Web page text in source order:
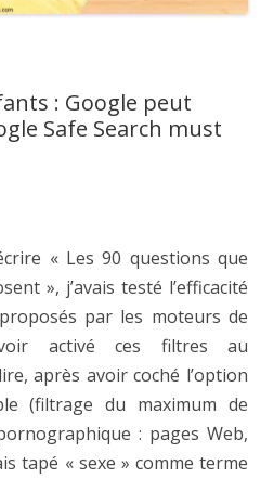
: Google peut
Safe Search must
« Les 90 questions que
», j’avais testé l’efficacité
par les moteurs de
activé ces filtres au
après avoir coché l’option
(filtrage du maximum de
: pages Web,
tapé « sexe » comme terme